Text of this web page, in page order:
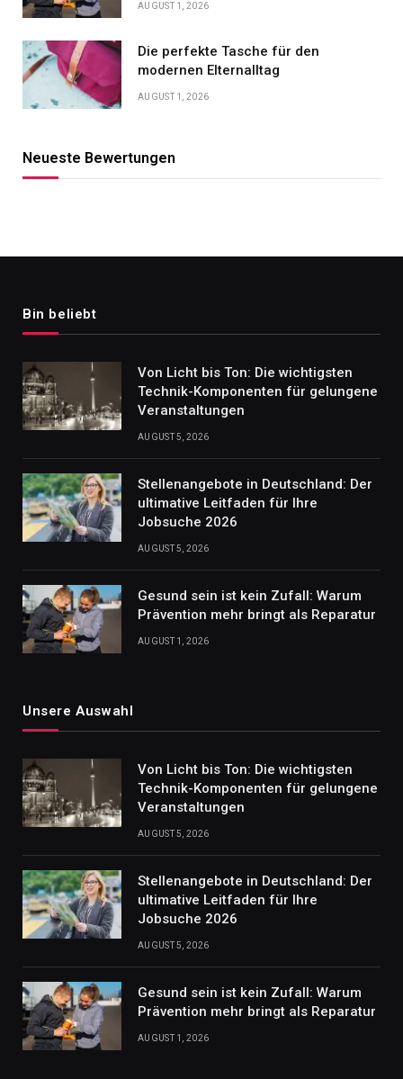
AUGUST 1, 2026
Die perfekte Tasche für den
modernen Elternalltag
AUGUST 1, 2026
Neueste Bewertungen
Bin beliebt
Von Licht bis Ton: Die wichtigsten
Technik-Komponenten für gelungene
Veranstaltungen
AUGUST 5, 2026
Stellenangebote in Deutschland: Der
ultimative Leitfaden für Ihre
Jobsuche 2026
AUGUST 5, 2026
Gesund sein ist kein Zufall: Warum
Prävention mehr bringt als Reparatur
AUGUST 1, 2026
Unsere Auswahl
Von Licht bis Ton: Die wichtigsten
Technik-Komponenten für gelungene
Veranstaltungen
AUGUST 5, 2026
Stellenangebote in Deutschland: Der
ultimative Leitfaden für Ihre
Jobsuche 2026
AUGUST 5, 2026
Gesund sein ist kein Zufall: Warum
Prävention mehr bringt als Reparatur
AUGUST 1, 2026